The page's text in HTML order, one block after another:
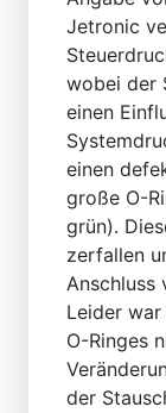
Jetronic
wobei der
einen
einen
große O-
grün).
zerfallen
Anschluss
Leider
O-Ringes
der